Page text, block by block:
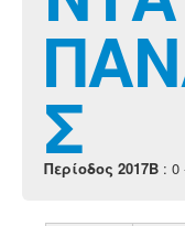
chesstu.be @ discord
LoginΣ
Περίοδος 2017B : 0